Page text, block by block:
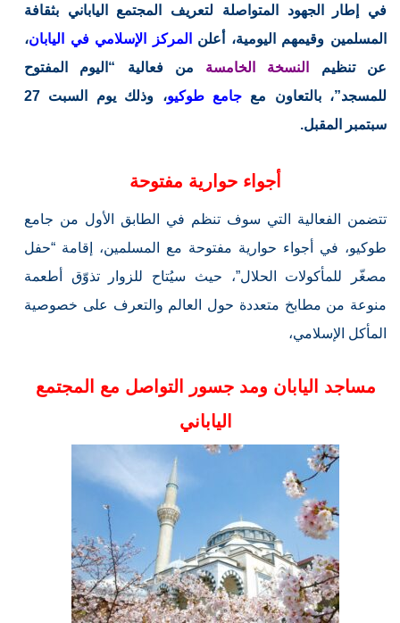
في إطار الجهود المتواصلة لتعريف المجتمع الياباني بثقافة
المسلمين وقيمهم اليومية، أعلن
المركز الإسلامي في اليابان،
عن تنظيم النسخة الخامسة من فعالية “اليوم المفتوح
للمسجد”، بالتعاون معجامع طوكيو
، وذلك يوم السبت 27
سبتمبر المقبل.
أجواء حوارية مفتوحة
تتضمن الفعالية التي سوف تنظم في الطابق الأول من جامع
طوكيو، في أجواء حوارية مفتوحة مع المسلمين، إقامة “حفل
مصغّر للمأكولات الحلال”، حيث سيُتاح للزوار تذوّق أطعمة
منوعة من مطابخ متعددة حول العالم والتعرف على خصوصية
المأكل الإسلامي،
مساجد اليابان ومد جسور التواصل مع المجتمع
الياباني